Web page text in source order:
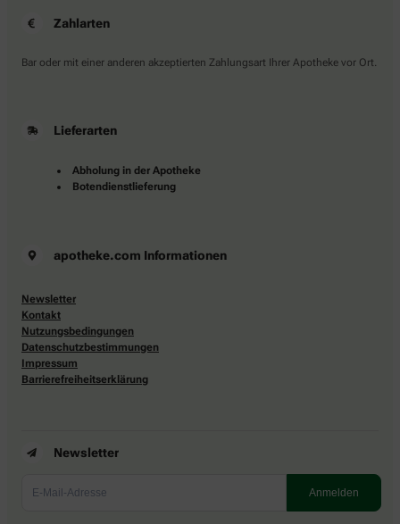
Zahlarten
Bar oder mit einer anderen akzeptierten Zahlungsart Ihrer Apotheke vor Ort.
Lieferarten
Abholung in der Apotheke
Botendienstlieferung
apotheke.com Informationen
Newsletter
Kontakt
Nutzungsbedingungen
Datenschutzbestimmungen
Impressum
Barrierefreiheitserklärung
Newsletter